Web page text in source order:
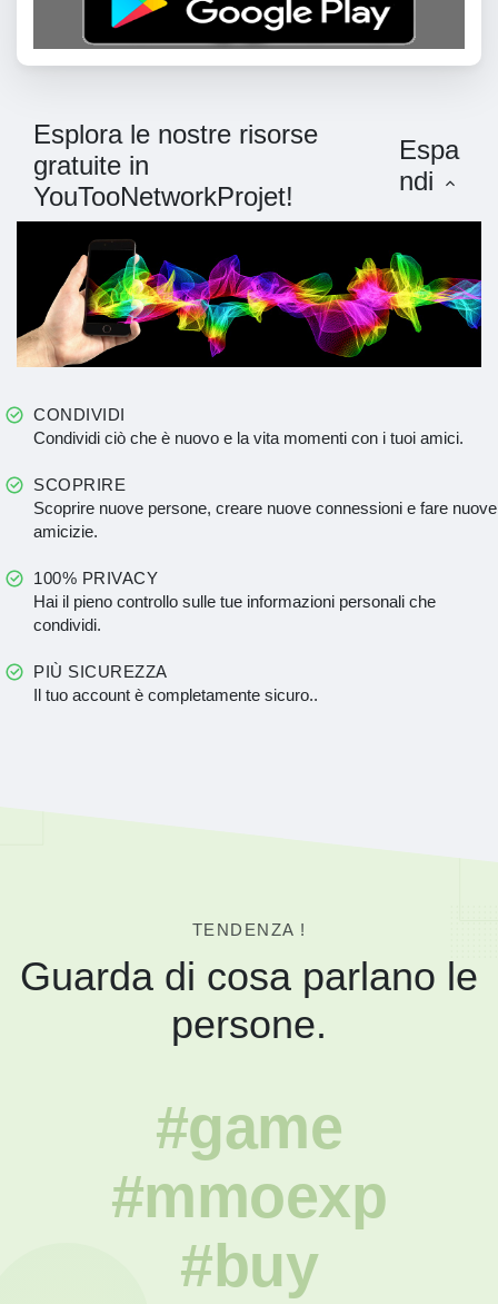
Esplora le nostre risorse
gratuite in
YouTooNetworkProjet!
Espa
ndi
CONDIVIDI
Condividi ciò che è nuovo e la vita momenti con i tuoi amici.
SCOPRIRE
Scoprire nuove persone, creare nuove connessioni e fare nuove
amicizie.
100% PRIVACY
Hai il pieno controllo sulle tue informazioni personali che
condividi.
PIÙ SICUREZZA
Il tuo account è completamente sicuro..
TENDENZA !
Guarda di cosa parlano le
persone.
#game
#mmoexp
#buy